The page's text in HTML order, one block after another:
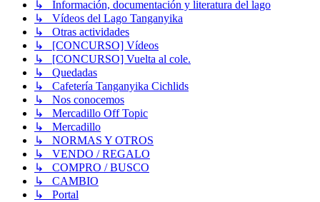
↳ Información, documentación y literatura del lago
↳ Vídeos del Lago Tanganyika
↳ Otras actividades
↳ [CONCURSO] Vídeos
↳ [CONCURSO] Vuelta al cole.
↳ Quedadas
↳ Cafetería Tanganyika Cichlids
↳ Nos conocemos
↳ Mercadillo Off Topic
↳ Mercadillo
↳ NORMAS Y OTROS
↳ VENDO / REGALO
↳ COMPRO / BUSCO
↳ CAMBIO
↳ Portal